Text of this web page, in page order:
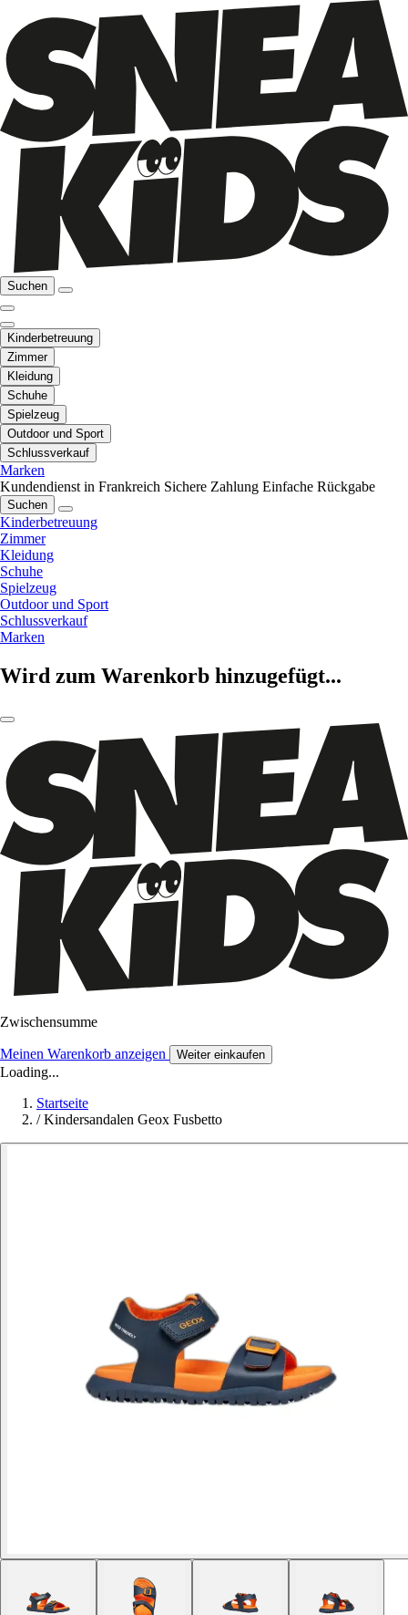
Suchen
Kinderbetreuung
Zimmer
Kleidung
Schuhe
Spielzeug
Outdoor und Sport
Schlussverkauf
Marken
Kundendienst in Frankreich Sichere Zahlung Einfache Rückgabe
Suchen
Kinderbetreuung
Zimmer
Kleidung
Schuhe
Spielzeug
Outdoor und Sport
Schlussverkauf
Marken
Wird zum Warenkorb hinzugefügt...
Zwischensumme
Meinen Warenkorb anzeigen Weiter einkaufen
Loading...
Startseite
/ Kindersandalen Geox Fusbetto